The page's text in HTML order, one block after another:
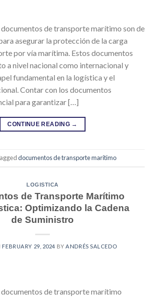
de transporte marítimo son de
asegurar la protección de la carga
por vía marítima. Estos documentos
a nivel nacional como internacional y
fundamental en la logística y el
Contar con los documentos
para garantizar […]
CONTINUE READING →
documentos de transporte maritimo
LOGISTICA
de Transporte Marítimo
Optimizando la Cadena
de Suministro
FEBRUARY 29, 2024 BYANDRÉS SALCEDO
de transporte marítimo